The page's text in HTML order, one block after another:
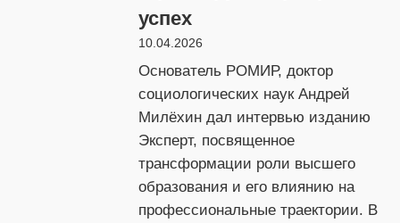
успех
10.04.2026
Основатель РОМИР, доктор
социологических наук Андрей
Милёхин дал интервью изданию
Эксперт, посвященное
трансформации роли высшего
образования и его влиянию на
профессиональные траектории. В